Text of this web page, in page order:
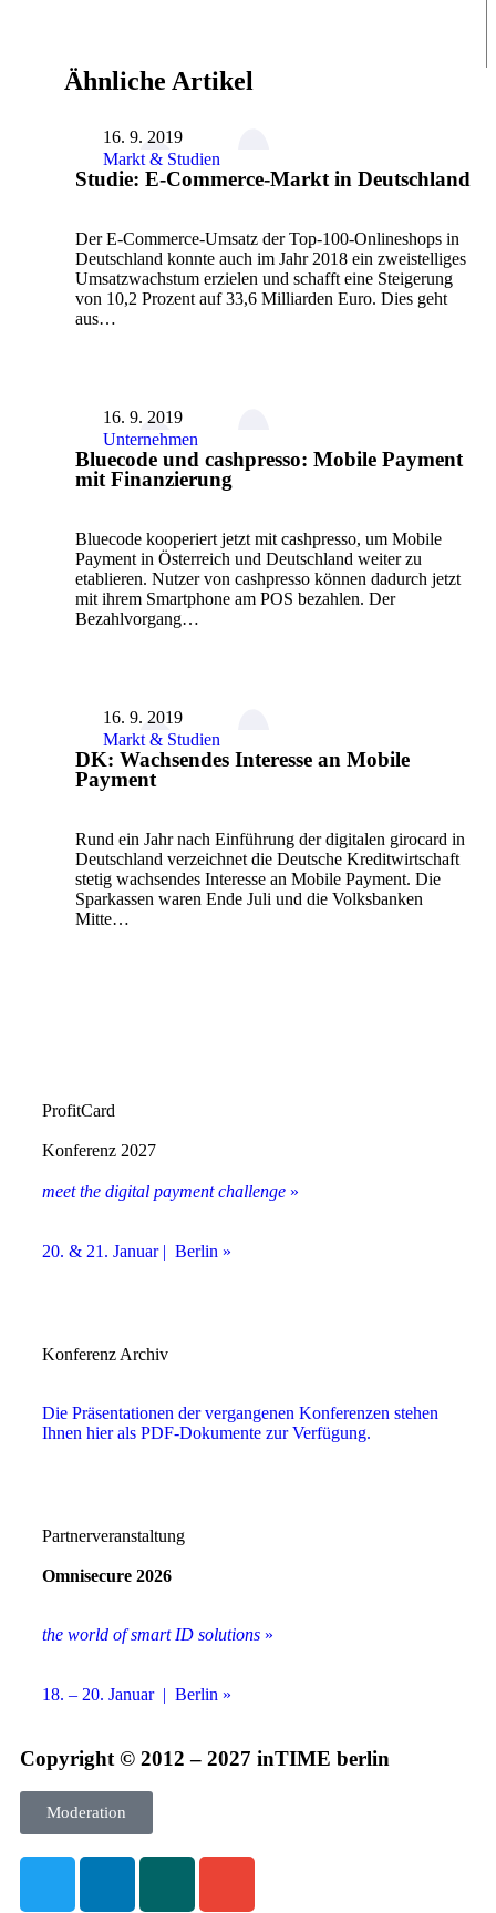
Ähnliche Artikel
16. 9. 2019
Markt & Studien
Studie: E-Commerce-Markt in Deutschland
Der E-Commerce-Umsatz der Top-100-Onlineshops in
Deutschland konnte auch im Jahr 2018 ein zweistelliges
Umsatzwachstum erzielen und schafft eine Steigerung
von 10,2 Prozent auf 33,6 Milliarden Euro. Dies geht
aus…
16. 9. 2019
Unternehmen
Bluecode und cashpresso: Mobile Payment
mit Finanzierung
Bluecode kooperiert jetzt mit cashpresso, um Mobile
Payment in Österreich und Deutschland weiter zu
etablieren. Nutzer von cashpresso können dadurch jetzt
mit ihrem Smartphone am POS bezahlen. Der
Bezahlvorgang…
16. 9. 2019
Markt & Studien
DK: Wachsendes Interesse an Mobile
Payment
Rund ein Jahr nach Einführung der digitalen girocard in
Deutschland verzeichnet die Deutsche Kreditwirtschaft
stetig wachsendes Interesse an Mobile Payment. Die
Sparkassen waren Ende Juli und die Volksbanken
Mitte…
ProfitCard
Konferenz 2027
meet the digital payment challenge »
20. & 21. Januar | Berlin »
Konferenz Archiv
Die Präsentationen der vergangenen Konferenzen stehen
Ihnen hier als PDF-Dokumente zur Verfügung.
Partnerveranstaltung
Omnisecure 2026
the world of smart ID solutions »
18. – 20. Januar | Berlin »
Copyright © 2012 – 2027 inTIME berlin
Moderation